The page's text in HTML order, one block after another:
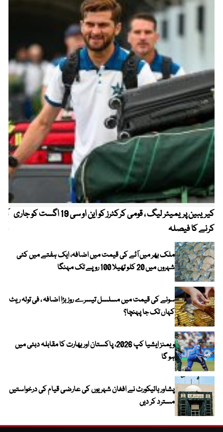
کیریبین پریمیئر لیگ ، قومی کرکٹرز کو این او سی 19 اگست کو جاری
کرنے کا فیصلہ
ملک بھر میں آٹے کی قیمت میں اضافہ، ایک ہفتے میں کئی
شہروں میں 20 کلو تھیلا 100 روپے تک مہنگا
سونے کی قیمت میں مسلسل تیسرے روز بڑا اضافہ ، فی تولہ ریٹ
کہاں تک جا پہنچا؟
ویمنز ایشیا کپ 2026، پاکستان اور بھارت کا مقابلہ دبئی میں
ہو گا
پشاور ہائیکورٹ نے افغان شہریوں کی عارضی قیام کی درخواستیں
مسترد کر دیں